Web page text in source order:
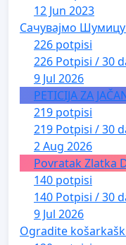
12 Jun 2023
Сачувајмо
226 potpisi
226 Potpisi / 30
9 Jul 2026
PETICIJA ZA
219 potpisi
219 Potpisi / 30
2 Aug 2026
Povratak Zlatka
140 potpisi
140 Potpisi / 30
9 Jul 2026
Ogradite